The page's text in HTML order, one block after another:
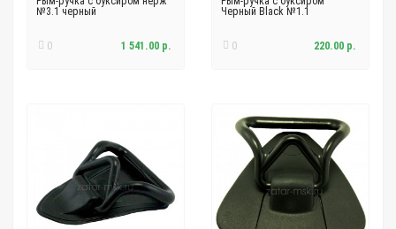
№3.1 черный
0 1 541.00 р.
Черный Black №1.1
0 220.00 р.